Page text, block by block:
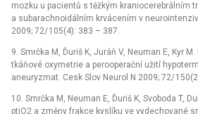
mozku u pacientů s těžkým kraniocerebrálním
a subarachnoidálním krvácením v
2009; 72/ 105(4): 383 –⁠ 387.
9. Smrčka M, Ďuriš K, Juráň V, Neuman E, Kyr
tkáňové oxymetrie a perooperační užití
aneuryzmat. Cesk Slov Neurol N 2009; 72/
10. Smrčka M, Neuman E, Ďuriš K, Svoboda T,
ptiO2 a změny frakce kyslíku ve vydechované